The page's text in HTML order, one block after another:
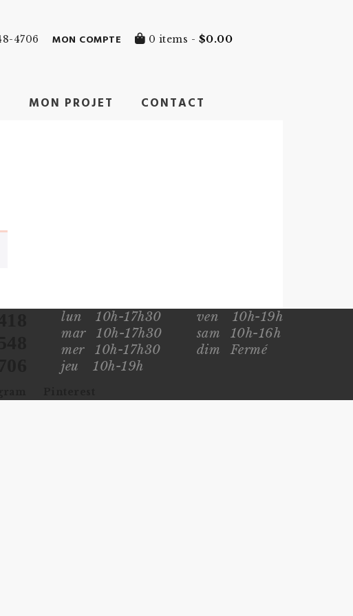
4706 MON COMPTE 0 items - $0.00
MON PROJET CONTACT
lun
10h-17h30
mar
10h-17h30
mer
10h-17h30
jeu
10h-19h
ven
10h-19h
sam
10h-16h
dim
Fermé